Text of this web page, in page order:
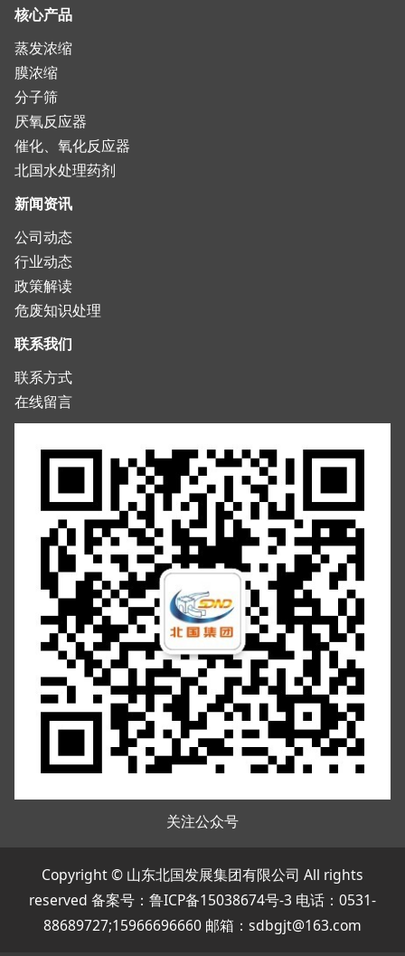
核心产品
蒸发浓缩
膜浓缩
分子筛
厌氧反应器
催化、氧化反应器
北国水处理药剂
新闻资讯
公司动态
行业动态
政策解读
危废知识处理
联系我们
联系方式
在线留言
关注公众号
Copyright © 山东北国发展集团有限公司 All rights
reserved 备案号： 鲁ICP备15038674号-3 电话：0531-
88689727;15966696660 邮箱：sdbgjt@163.com